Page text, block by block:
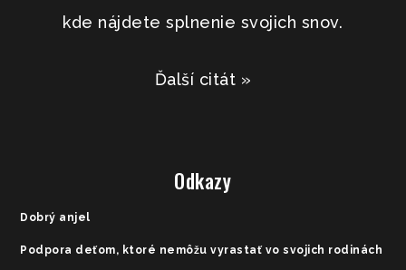
kde nájdete splnenie svojich snov.
Ďalší citát »
Odkazy
Dobrý anjel
Podpora deťom, ktoré nemôžu vyrastať vo svojich rodinách